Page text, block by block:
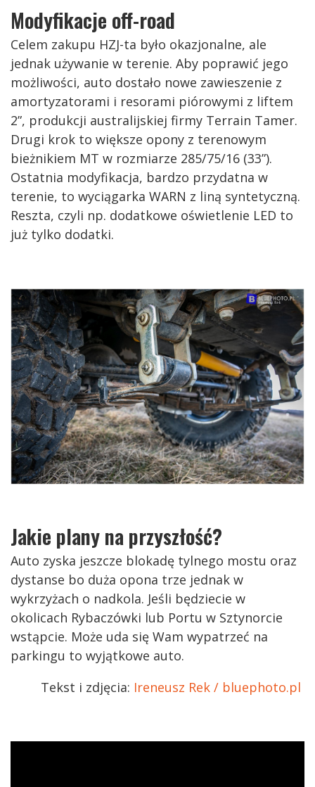
Modyfikacje off-road
Celem zakupu HZJ-ta było okazjonalne, ale
jednak używanie w terenie. Aby poprawić jego
możliwości, auto dostało nowe zawieszenie z
amortyzatorami i resorami piórowymi z liftem
2”, produkcji australijskiej firmy Terrain Tamer.
Drugi krok to większe opony z terenowym
bieżnikiem MT w rozmiarze 285/75/16 (33”).
Ostatnia modyfikacja, bardzo przydatna w
terenie, to wyciągarka WARN z liną syntetyczną.
Reszta, czyli np. dodatkowe oświetlenie LED to
już tylko dodatki.
Jakie plany na przyszłość?
Auto zyska jeszcze blokadę tylnego mostu oraz
dystanse bo duża opona trze jednak w
wykrzyżach o nadkola. Jeśli będziecie w
okolicach Rybaczówki lub Portu w Sztynorcie
wstąpcie. Może uda się Wam wypatrzeć na
parkingu to wyjątkowe auto.
Tekst i zdjęcia: Ireneusz Rek / bluephoto.pl